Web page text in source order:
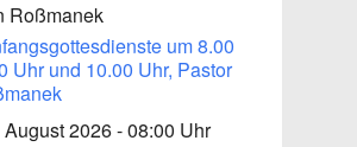
Roßmanek
um 8.00
Uhr und 10.00 Uhr, Pastor
August 2026 - 08:00 Uhr